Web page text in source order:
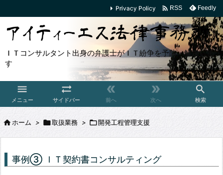
ＩＴコンサルタント出身の弁護士がＩＴ紛争を予防・解決しま
す

メニュー

サイドバー

前へ

次へ

検索
Privacy Policy  RSS Feedly
ホーム > 取扱業務 > 開発工程管理支援
事例③ ＩＴ契約書コンサルティング